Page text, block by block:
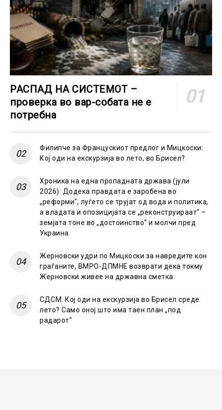
РАСПАД НА СИСТЕМОТ –
проверка во вар-собата не е
потребна
Филипче за Францускиот предлог и Мицкоски:
Кој оди на екскурзија во лето, во Брисел?
Хроника на една пропадната држава (јули
2026): Додека правдата е заробена во
„реформи“, луѓето се трујат од вода и политика,
а владата и опозицијата се „реконструираат“ –
земјата тоне во „достоинство“ и молчи пред
Украина
Жерновски удри по Мицкоски за навредите кон
граѓаните, ВМРО-ДПМНЕ возврати дека токму
Жерновски живее на државна сметка
СДСМ: Кој оди на екскурзија во Брисел среде
лето? Само оној што има таен план „под
радарот“